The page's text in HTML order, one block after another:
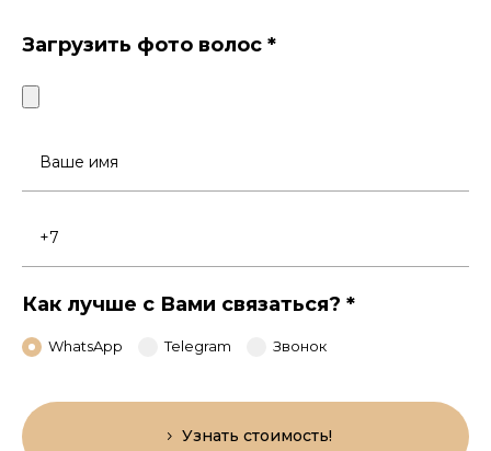
Загрузить фото волос *
Ваше
имя
Номер
телефона
Как лучше с Вами связаться? *
WhatsApp Telegram Звонок
Узнать стоимость!